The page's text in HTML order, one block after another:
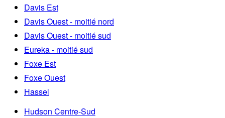
Davis Est
Davis Ouest - moitié nord
Davis Ouest - moitié sud
Eureka - moitié sud
Foxe Est
Foxe Ouest
Hassel
Hudson Centre-Sud